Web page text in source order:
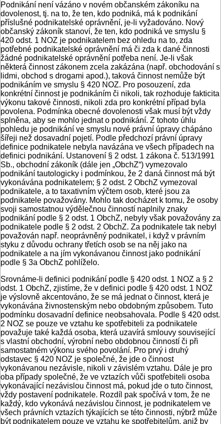
Podnikání není vázáno v novém občanském zákoníku na
dovolenost, tj. na to, že ten, kdo podniká, má k podnikání
příslušné podnikatelské oprávnění, je-li vyžadováno. Nový
občanský zákoník stanoví, že ten, kdo podniká ve smyslu §
420 odst. 1 NOZ je podnikatelem bez ohledu na to, zda
potřebné podnikatelské oprávnění má či zda k dané činnosti
žádné podnikatelské oprávnění potřeba není. Je-li však
některá činnost zákonem zcela zakázána (např. obchodování s
lidmi, obchod s drogami apod.), taková činnost nemůže být
podnikáním ve smyslu § 420 NOZ. Pro posouzení, zda
konkrétní činnost je podnikáním či nikoli, tak rozhoduje fakticita
výkonu takové činnosti, nikoli zda pro konkrétní případ byla
povolena. Podmínka obecné dovolenosti však musí být vždy
splněna, aby se mohlo jednat o podnikání. Z tohoto úhlu
pohledu je podnikání ve smyslu nové právní úpravy chápáno
šířeji než dosavadní pojetí. Podle předchozí právní úpravy
definice podnikatele nebyla navázána ve všech případech na
definici podnikání. Ustanovení § 2 odst. 1 zákona č. 513/1991
Sb., obchodní zákoník (dále jen „ObchZ“) vymezovalo
podnikání tautologicky i podmínkou, že 2 daná činnost má být
vykonávána podnikatelem; § 2 odst. 2 ObchZ vymezoval
podnikatele, a to taxativním výčtem osob, které jsou za
podnikatele považovány. Mohlo tak docházet k tomu, že osoby
svoji samostatnou výdělečnou činností naplnily znaky
podnikání podle § 2 odst. 1 ObchZ, nebyly však považovány za
podnikatele podle § 2 odst. 2 ObchZ. Za podnikatele tak nebyl
považován např. neoprávněný podnikatel, i když v právním
styku z důvodu ochrany třetích osob se na něj jako na
podnikatele a na jím vykonávanou činnost jako podnikání
podle § 3a ObchZ pohlíželo.
Srovnáme-li definici podnikání podle § 420 odst. 1 NOZ a § 2
odst. 1 ObchZ, zjistíme, že v definici podle § 420 odst. 1 NOZ
je výslovně akcentováno, že se má jednat o činnost, která je
vykonávána živnostenským nebo obdobným způsobem. Tuto
podmínku dosavadní definice neobsahovala. Podle § 420 odst.
2 NOZ se pouze ve vztahu ke spotřebiteli za podnikatele
považuje také každá osoba, která uzavírá smlouvy související
s vlastní obchodní, výrobní nebo obdobnou činností či při
samostatném výkonu svého povolání. Pro prvý i druhý
odstavec § 420 NOZ je společné, že jde o činnost
vykonávanou nezávisle, nikoli v závislém vztahu. Dále je pro
oba případy společné, že ve vztazích vůči spotřebiteli osoba
vykonávající nezávislou činnost má, pokud jde o tuto činnost,
vždy postavení podnikatele. Rozdíl pak spočívá v tom, že ne
každý, kdo vykonává nezávislou činnost, je podnikatelem ve
všech právních vztazích týkajících se této činnosti, nýbrž může
být podnikatelem pouze ve vztahu ke spotřebitelům, aniž by